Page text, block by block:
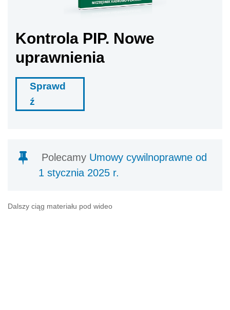
Kontrola PIP. Nowe
uprawnienia
Sprawd
ź
Polecamy Umowy cywilnoprawne od
1 stycznia 2025 r.
Dalszy ciąg materiału pod wideo